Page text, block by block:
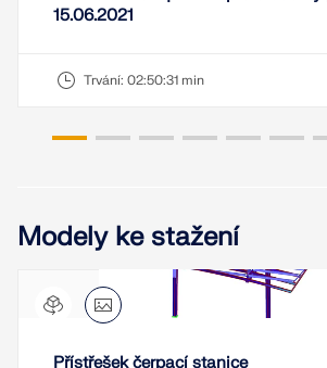
15.06.2021
Trvání: 02:50:31 min
Modely ke stažení
Přístřešek čerpací stanice